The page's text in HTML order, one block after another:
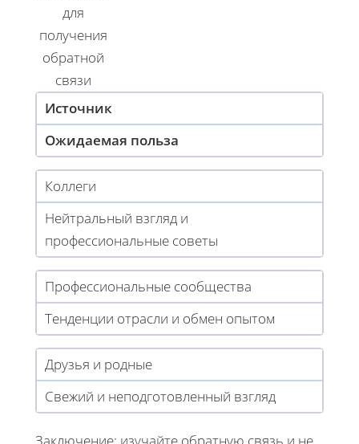
для
получения
обратной
связи
Источник
Ожидаемая польза
Коллеги
Нейтральный взгляд и
профессиональные советы
Профессиональные сообщества
Тенденции отрасли и обмен опытом
Друзья и родные
Свежий и неподготовленный взгляд
Заключение: изучайте обратную связь и не